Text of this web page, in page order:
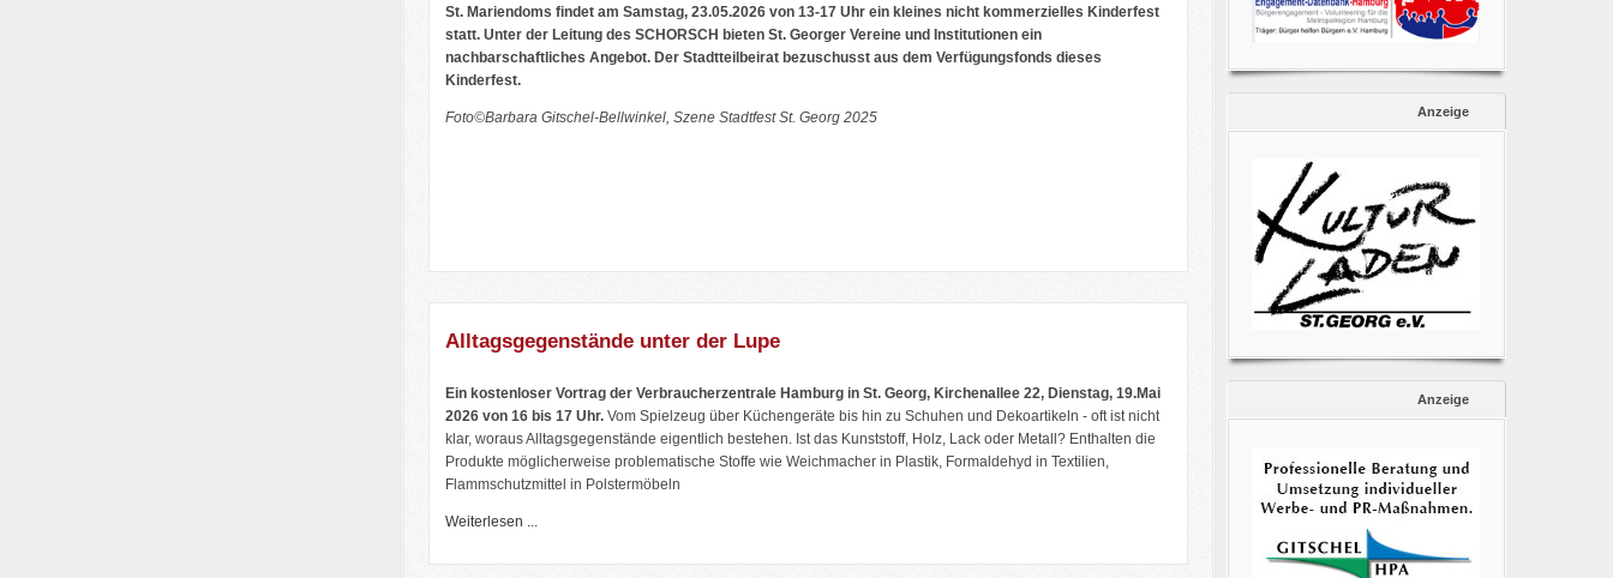
St. Mariendoms findet am Samstag, 23.05.2026 von 13-17 Uhr ein kleines nicht kommerzielles Kinderfest
statt. Unter der Leitung des SCHORSCH bieten St. Georger Vereine und Institutionen ein
nachbarschaftliches Angebot. Der Stadtteilbeirat bezuschusst aus dem Verfügungsfonds dieses
Kinderfest.
Foto©Barbara Gitschel-Bellwinkel, Szene Stadtfest St. Georg 2025
Alltagsgegenstände unter der Lupe
Ein kostenloser Vortrag der Verbraucherzentrale Hamburg in St. Georg, Kirchenallee 22, Dienstag, 19.Mai
2026 von 16 bis 17 Uhr. Vom Spielzeug über Küchengeräte bis hin zu Schuhen und Dekoartikeln - oft ist nicht
klar, woraus Alltagsgegenstände eigentlich bestehen. Ist das Kunststoff, Holz, Lack oder Metall? Enthalten die
Produkte möglicherweise problematische Stoffe wie Weichmacher in Plastik, Formaldehyd in Textilien,
Flammschutzmittel in Polstermöbeln
Weiterlesen ...
Anzeige
Anzeige